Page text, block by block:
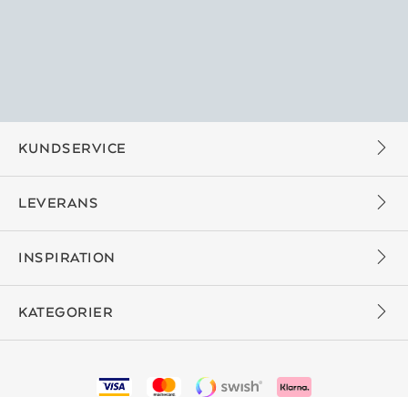
KUNDSERVICE
LEVERANS
INSPIRATION
KATEGORIER